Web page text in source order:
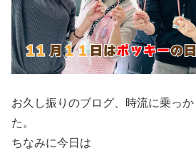
お久し振りのブログ、時流に乗っ
た。
ちなみに今日は